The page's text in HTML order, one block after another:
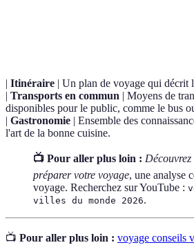
| Itinéraire | Un plan de voyage qui décrit
| Transports en commun | Moyens de
disponibles pour le public, comme le bus
| Gastronomie | Ensemble des
l'art de la bonne cuisine.
📺 Pour aller plus loin :
préparer votre voyage, une analyse
voyage. Recherchez sur YouTube :
villes du monde 2026.
📺 Pour aller plus loin : voyage conseils